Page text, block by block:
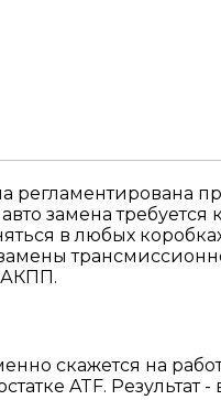
регламентирована
замена
в любых
АКПП.
скажется на
ATF.